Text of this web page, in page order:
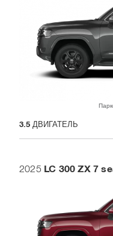
3.5 ДВИГАТЕЛЬ
2025 LC 300 ZX 7